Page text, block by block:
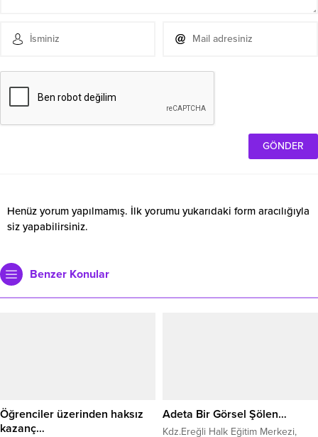
Henüz yorum yapılmamış. İlk yorumu yukarıdaki form aracılığıyla
siz yapabilirsiniz.
Benzer Konular
Öğrenciler üzerinden haksız
kazanç…
Adeta Bir Görsel Şölen…
Kdz.Ereğli Halk Eğitim Merkezi,